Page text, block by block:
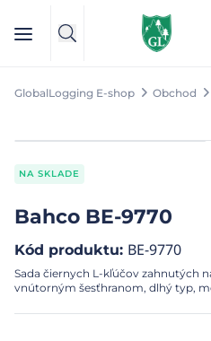
GlobalLogging E-shop Obchod
NA SKLADE
Bahco BE-9770
Kód produktu: BE-9770
Sada čiernych L-kľúčov zahnutých
vnútorným šesťhranom, dlhý typ,